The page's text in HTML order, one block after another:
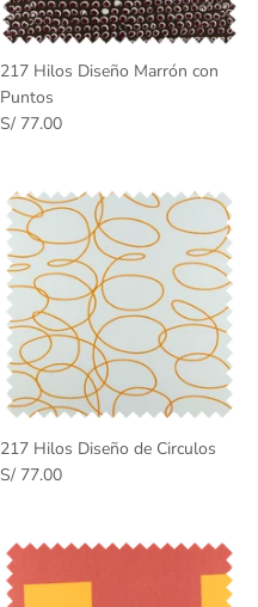
217 Hilos Diseño Marrón con
Puntos
S/ 77.00
217 Hilos Diseño de Circulos
S/ 77.00